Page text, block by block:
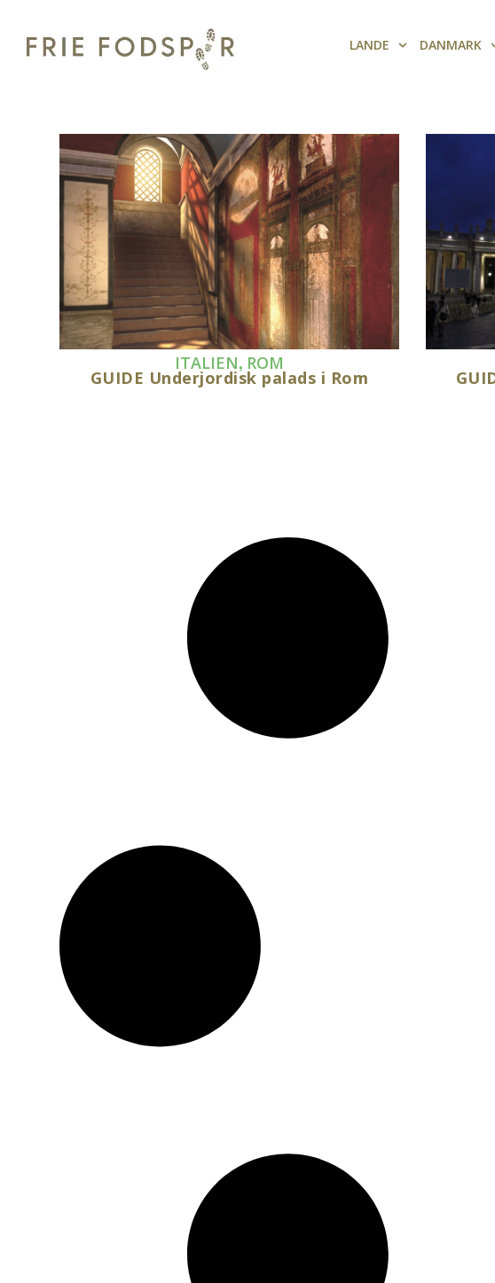
LANDE DANMARK
ITALIEN, ROM
GUIDE Underjordisk palads i Rom